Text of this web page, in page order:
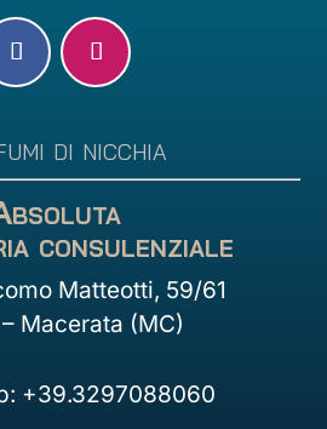
di nicchia
consulenziale
Matteotti, 59/61
Macerata (MC)
+39.3297088060